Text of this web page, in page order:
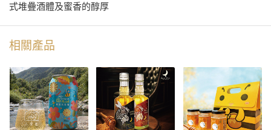
式堆疊酒體及蜜香的醇厚
相關產品